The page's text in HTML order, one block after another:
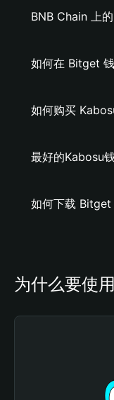
BNB Chain 上
如何在 Bitget
如何购买
最好的Kabosu
如何下载 Bitget
为什么要使